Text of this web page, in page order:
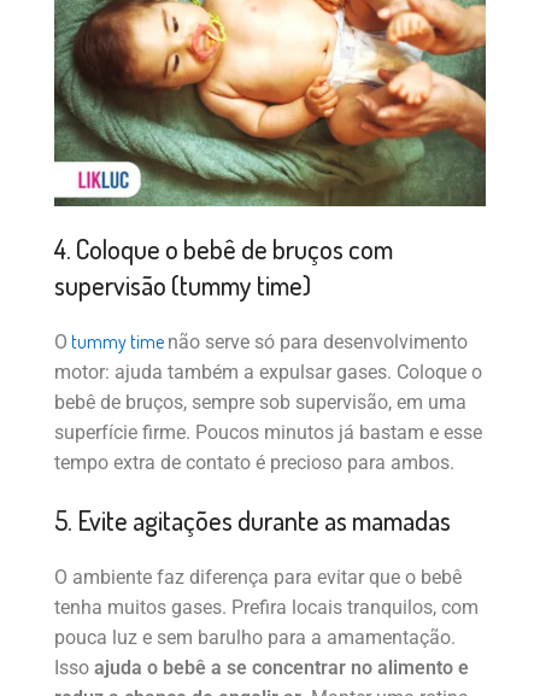
4. Coloque o bebê de bruços com
supervisão (tummy time)
O tummy time não serve só para desenvolvimento
motor: ajuda também a expulsar gases. Coloque o
bebê de bruços, sempre sob supervisão, em uma
superfície firme. Poucos minutos já bastam e esse
tempo extra de contato é precioso para ambos.
5. Evite agitações durante as mamadas
O ambiente faz diferença para evitar que o bebê
tenha muitos gases. Prefira locais tranquilos, com
pouca luz e sem barulho para a amamentação.
Isso ajuda o bebê a se concentrar no alimento e